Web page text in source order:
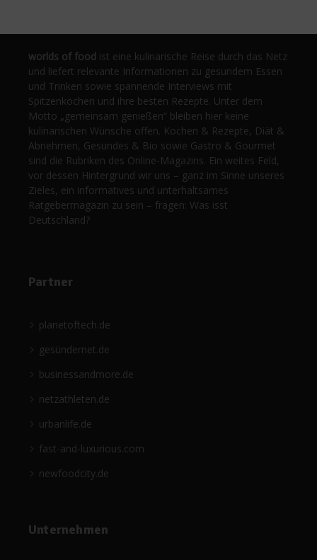
worlds of food ist eine kulinarische Reise durch das Netz
und liefert relevante Informationen zu gesundem Essen
und Trinken sowie spannende Interviews mit
Spitzenköchen und ihre besten Rezepte. Unter dem
Motto „gemeinsam genießen“ bleiben hier keine
kulinarischen Wünsche offen. Kochen & Rezepte, Diät &
Abnehmen, Gesundes & Bio sowie Gastro & Gourmet
sind die Rubriken des Online-Magazins. Ein weites Feld,
vor dessen Hintergrund wir uns – ganz im Sinne unseres
Zieles, ein informatives und unterhaltsames
Ratgebermagazin zu sein – fragen: Was isst
Deutschland?
Partner
planetoftech.de
gesündernet.de
businessandmore.de
netzathleten.de
urbanlife.de
fast-and-luxurious.com
newfoodcity.de
Unternehmen